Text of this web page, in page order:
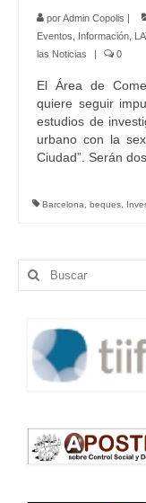
porAdmin Copolis |
Eventos
Información
las Noticias
| 0
El Área de
quiere seguir
estudios de
urbano con la
Ciudad”. Serán
Barcelona beques
Buscar
por: